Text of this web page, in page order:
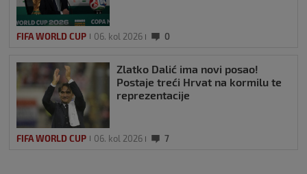
FIFA WORLD CUP 06. kol 2026 0
Zlatko Dalić ima novi posao!
Postaje treći Hrvat na kormilu te
reprezentacije
FIFA WORLD CUP 06. kol 2026 7